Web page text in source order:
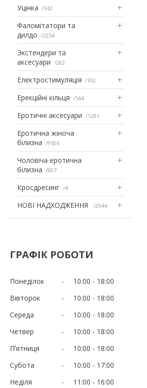
Уцінка 342
Фаломітатори та
дилдо
2254
Экстендери та
аксесуари
282
Електростимуляція 102
Ерекційні кільця 564
Еротичні аксесуари 1281
Еротична жіноча
білизна
9506
Чоловіча еротична
білизна
807
Кросдресинг 4
НОВІ НАДХОДЖЕННЯ 2944
ГРАФІК РОБОТИ
Понеділок 10:00
18:00
Вівторок
10:00
18:00
Середа
10:00
18:00
Четвер
10:00
18:00
Пʼятниця
10:00
18:00
Субота
10:00
17:00
Неділя
11:00 16:00